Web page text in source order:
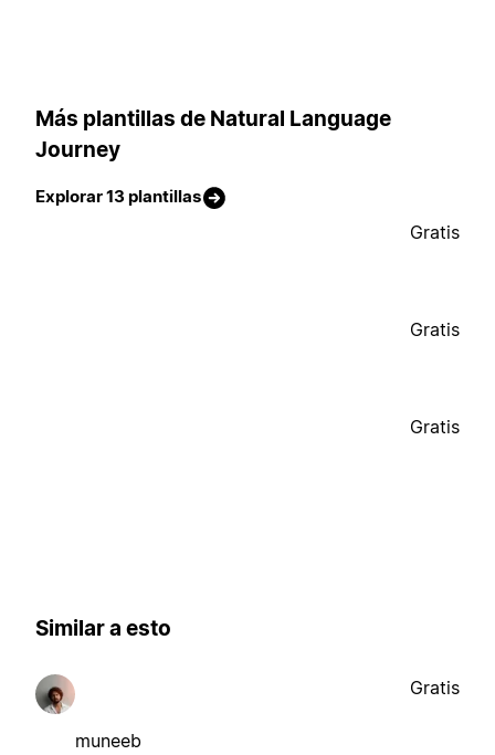
Más plantillas de Natural Language
Journey
Explorar 13 plantillas
Gratis
Gratis
Gratis
Similar a esto
muneeb
Gratis